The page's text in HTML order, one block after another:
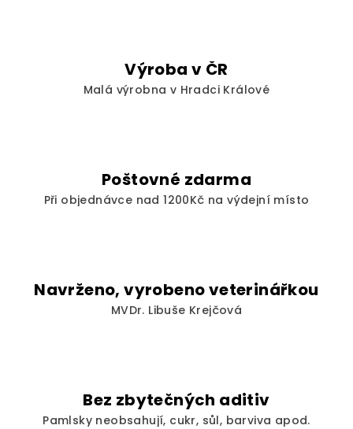
k
y
s
u
Výroba v ČR
Malá výrobna v Hradci Králové
Poštovné zdarma
Při objednávce nad 1200Kč na výdejní místo
Navrženo, vyrobeno veterinářkou
MVDr. Libuše Krejčová
Bez zbytečných aditiv
Pamlsky neobsahují, cukr, sůl, barviva apod.